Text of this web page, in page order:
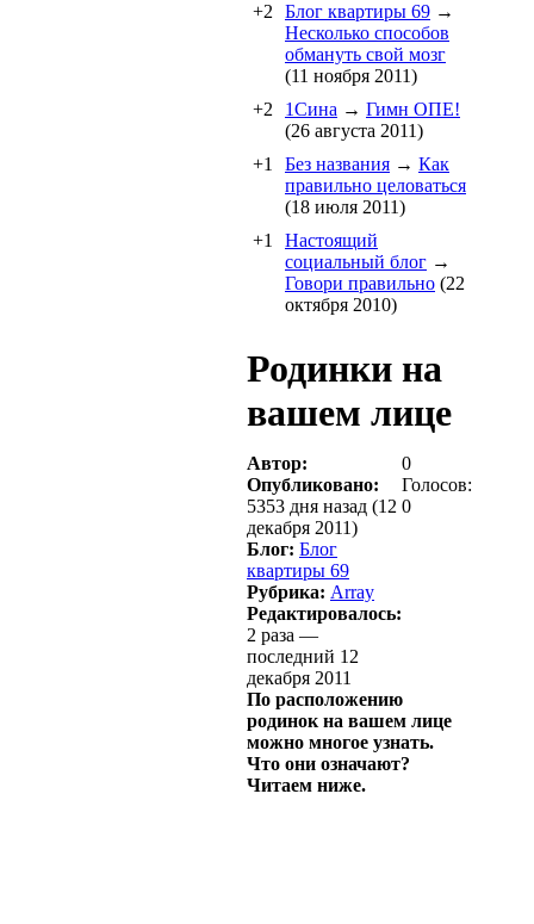
+2
Блог квартиры 69 →
Несколько способов
обмануть свой мозг
(11 ноября 2011)
+2
1Cина → Гимн ОПЕ!
(26 августа 2011)
+1
Без названия → Как
правильно целоваться
(18 июля 2011)
+1
Настоящий
социальный блог →
Говори правильно (22
октября 2010)
Родинки на
вашем лице
Автор:
Опубликовано:
5353 дня назад (12
декабря 2011)
Блог: Блог
квартиры 69
Рубрика: Array
Редактировалось:
2 раза —
последний 12
декабря 2011
0
Голосов:
0
По расположению
родинок на вашем лице
можно многое узнать.
Что они означают?
Читаем ниже.